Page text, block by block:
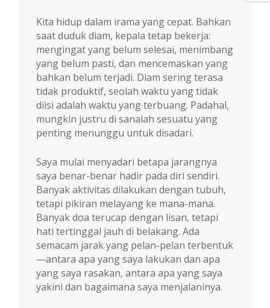
Kita hidup dalam irama yang cepat. Bahkan
saat duduk diam, kepala tetap bekerja:
mengingat yang belum selesai, menimbang
yang belum pasti, dan mencemaskan yang
bahkan belum terjadi. Diam sering terasa
tidak produktif, seolah waktu yang tidak
diisi adalah waktu yang terbuang. Padahal,
mungkin justru di sanalah sesuatu yang
penting menunggu untuk disadari.
Saya mulai menyadari betapa jarangnya
saya benar-benar hadir pada diri sendiri.
Banyak aktivitas dilakukan dengan tubuh,
tetapi pikiran melayang ke mana-mana.
Banyak doa terucap dengan lisan, tetapi
hati tertinggal jauh di belakang. Ada
semacam jarak yang pelan-pelan terbentuk
—antara apa yang saya lakukan dan apa
yang saya rasakan, antara apa yang saya
yakini dan bagaimana saya menjalaninya.